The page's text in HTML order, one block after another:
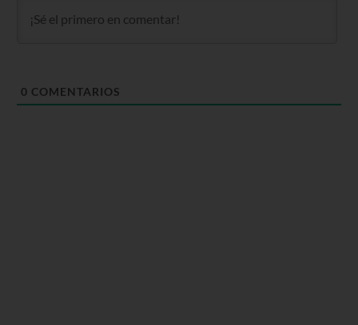
0 COMENTARIOS